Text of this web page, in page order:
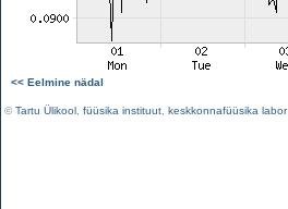
<< Eelmine nädal
©Tartu Ülikool füüsika instituut keskkonnafüüsika labor